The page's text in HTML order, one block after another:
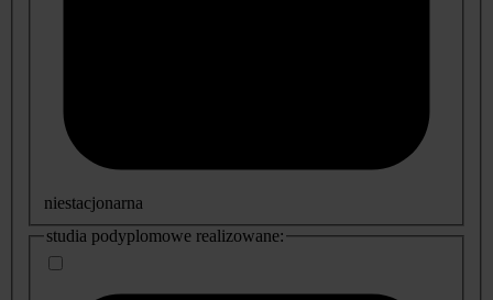
niestacjonarna
studia podyplomowe realizowane: